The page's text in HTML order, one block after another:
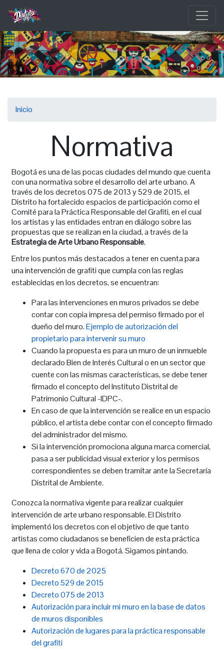
Pasar
contenido
principal
Sobrescribir
ayuda
a
la
navegación
Inicio
Normativa
Bogotá es una de las pocas ciudades del mundo que cuenta
con una normativa sobre el desarrollo del arte urbano. A
través de los decretos 075 de 2013 y 529 de 2015, el
Distrito ha fortalecido espacios de participación como el
Comité para la Práctica Responsable del Grafiti, en el cual
los artistas y las entidades entran en diálogo sobre las
propuestas que se realizan en la ciudad, a través de la
Estrategia de Arte Urbano Responsable.
Entre los puntos más destacados a tener en cuenta para
una intervención de grafiti que cumpla con las reglas
establecidas en los decretos, se encuentran:
Para las intervenciones en muros privados se debe
contar con copia impresa del permiso firmado por el
dueño del muro.Ejemplo de autorización del
propietario para intervenir su muro
Cuando la propuesta es para un muro de un inmueble
declarado Bien de Interés Cultural o en un sector que
cuente con las mismas características, se debe tener
firmado el concepto del Instituto Distrital de
Patrimonio Cultural -IDPC-.
En caso de que la intervención se realice en un espacio
público, el artista debe contar con el concepto firmado
del administrador del mismo.
Si la intervención promociona alguna marca comercial,
pasa a ser publicidad visual exterior y los permisos
correspondientes se deben tramitar ante la Secretaría
Distrital de Ambiente.
Conozca la normativa vigente para realizar cualquier
intervención de arte urbano responsable. El Distrito
implementó los decretos con el objetivo de que tanto
artistas como ciudadanos se beneficien de esta práctica
que llena de color y vida a Bogotá. Sigamos pintando.
Decreto 670 de 2025
Decreto 529 de 2015
Decreto 075 de 2013
Autorización para incluir mi muro en la base de datos
de muros disponibles
Autorización de lugares para la práctica responsable
del grafiti